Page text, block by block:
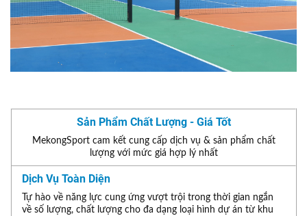
Sản Phẩm Chất Lượng - Giá Tốt
MekongSport cam kết cung cấp dịch vụ & sản phẩm chất
lượng với mức giá hợp lý nhất
Dịch Vụ Toàn Diện
Tự hào về năng lực cung ứng vượt trội trong thời gian ngắn
về số lượng, chất lượng cho đa dạng loại hình dự án từ khu